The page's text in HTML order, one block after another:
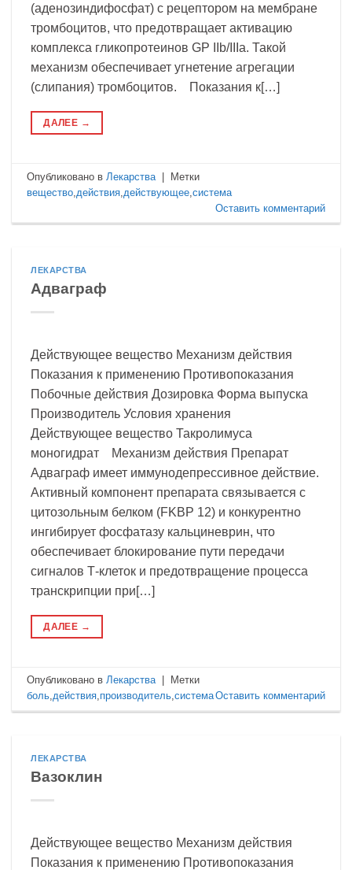
(аденозиндифосфат) с рецептором на мембране
тромбоцитов, что предотвращает активацию
комплекса гликопротеинов GP IIb/IIIa. Такой
механизм обеспечивает угнетение агрегации
(слипания) тромбоцитов. Показания к[…]
ДАЛЕЕ →
Опубликовано в Лекарства | Метки
вещество действия действующее ,система
Оставить комментарий
ЛЕКАРСТВА
Адваграф
Действующее вещество Механизм действия
Показания к применению Противопоказания
Побочные действия Дозировка Форма выпуска
Производитель Условия хранения
Действующее вещество Такролимуса
моногидрат Механизм действия Препарат
Адваграф имеет иммунодепрессивное действие.
Активный компонент препарата связывается с
цитозольным белком (FKBP 12) и конкурентно
ингибирует фосфатазу кальциневрин, что
обеспечивает блокирование пути передачи
сигналов Т-клеток и предотвращение процесса
транскрипции при[…]
ДАЛЕЕ →
Опубликовано вЛекарства
Метки
боль,действия,производитель,системаОставить комментарий
ЛЕКАРСТВА
Вазоклин
Действующее вещество Механизм действия
Показания к применению Противопоказания